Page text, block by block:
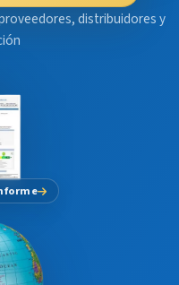
distribuidores y